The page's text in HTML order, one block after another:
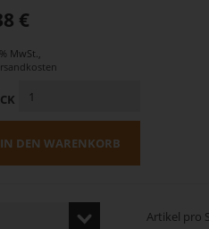
€
MwSt.,
IN DEN WARENKORB
Artikel pro